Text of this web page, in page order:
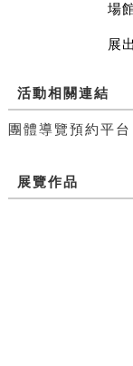
場
展
活動相關連結
團體導覽預約平台
展覽作品